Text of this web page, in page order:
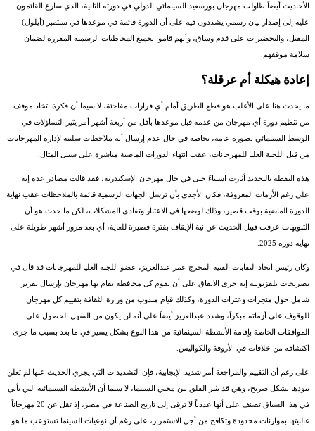
الأحاديث أيضاً طاولت مهرجان بورسعيد السينمائي الدولي في دورته الثانية، الذي سارع القائمون
عليه إلى إصدار بيان رسمي يشددون فيه على أن الدورة قائمة في موعدها في سبتمبر (أيلول)
المقبل، والتحضيرات على قدم وساق، وأنهم قاموا بجميع المخاطبات الرسمية المقررة لضمان
سلامة موقفهم.
إعادة هيكلة أم عرقلة؟
ما يحدث هنا على الأغلب هو قطع الطريق أمام أي قرارات مفاجئة، لا سيما أن فكرة اتخاذ موقف
من تنظيم دورة أي مهرجان من عدمه قبل موعدها بأقل من أربعة أشهر أمر يثير التساؤلات في
الوسط السينمائي بصورة عامة، بخاصة في حال عدم إرسال أية ملاحظات سلبية لإدارة المهرجانات
من قِبل اللجنة العليا للمهرجانات، عقب انتهاء الدورات الماضية مباشرة على سبيل المثال.
هذه النقطة بالتحديد أثارت استياءً حتى في حال مهرجان الإسكندرية، فقد قالت مصادر عدة إنه
على رغم الأزمات المعروفة، فكان الأجدى بأن ترسل الجهات الرسمية قائمة بالملاحظات عقب نهاية
الدورة الماضية بوقت قصير، وذلك لوضعها في الاعتبار وتفادي المشكلات، لكن ما حدث هو أن
التنويهات عرفت قبيل الحديث عن نية الإيقاف بفترة قصيرة للغاية، أي بعد مرور أشهر طويلة على
نهاية دورة 2025.
وكان رئيس اتحاد النقابات الفنية المخرج عمر عبدالعزيز، عضو اللجنة العليا للمهرجانات قد قال في
تصريحات تلفزيونية إنه جرى الاتفاق على أن تقوم كل محافظة يقام بها مهرجان بإرسال تقرير
شامل حول منجزات وعثرات الدورة، وكذلك قيام مندوب من وزارة الثقافة بتقييم كل مهرجان
للوقوف على أزماته مبكراً، وشدد عبدالعزيز أيضاً على أنه لن يكون من السهل الحصول على
الموافقات الخاصة بإقامة الأنشطة السينمائية من هذا النوع بشكل يسير في ما بعد بسبب ما جرى
اكتشافه من خلافات في الأروقة والكواليس.
على رغم أن التقييم والمراجعة أمر شديد الإيجابية، فإن التشديدات التي يجري الحديث عنها لم تعلن
بنودها بشكل صريح، وهي قد تثير القلق بين محبي السينما، لا سيما أن الأنشطة السينمائية التي تأتي
في هذا السياق تصنف على أنها عددياً لا ترقى إلى تاريخ الصناعة في مصر، إذ تقل عن 20 مهرجاناً
غالبيتها بموازنات محدودة وتكافح من أجل الاستمرار، على رغم أن نوعيات السينما تستوعب ما هو